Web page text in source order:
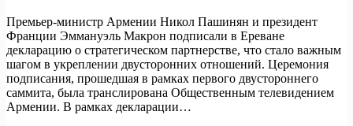
Премьер-министр Армении Никол Пашинян и президент
Франции Эммануэль Макрон подписали в Ереване
декларацию о стратегическом партнерстве, что стало важным
шагом в укреплении двусторонних отношений. Церемония
подписания, прошедшая в рамках первого двустороннего
саммита, была транслирована Общественным телевидением
Армении. В рамках декларации…